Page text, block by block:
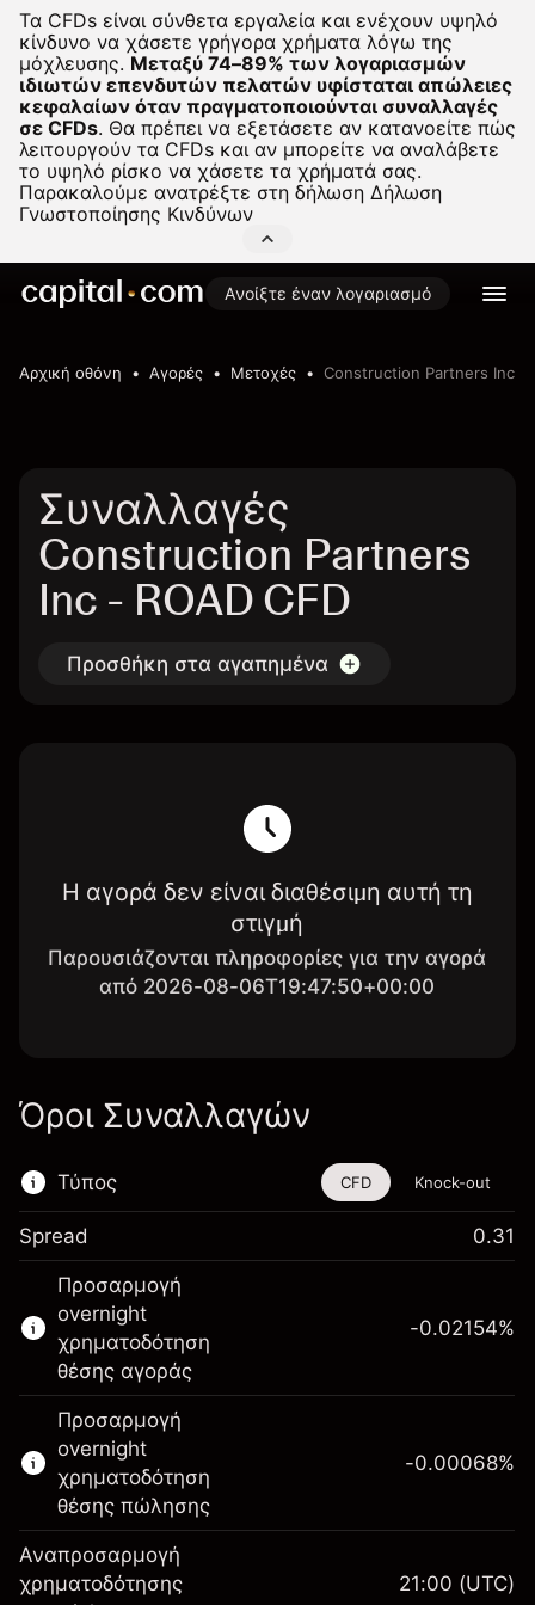
Τα CFDs είναι σύνθετα εργαλεία και ενέχουν υψηλό
κίνδυνο να χάσετε γρήγορα χρήματα λόγω της
μόχλευσης. Μεταξύ 74–89% των λογαριασμών
ιδιωτών επενδυτών πελατών υφίσταται απώλειες
κεφαλαίων όταν πραγματοποιούνται συναλλαγές
σε CFDs. Θα πρέπει να εξετάσετε αν κατανοείτε πώς
λειτουργούν τα CFDs και αν μπορείτε να αναλάβετε
το υψηλό ρίσκο να χάσετε τα χρήματά σας.
Παρακαλούμε ανατρέξτε στη δήλωση Δήλωση
Γνωστοποίησης Κινδύνων
Ανοίξτε έναν λογαριασμό
Αρχική οθόνη Αγορές Μετοχές Construction Partners Inc
Συναλλαγές
Construction Partners
Inc - ROAD CFD
Προσθήκη στα αγαπημένα
Η αγορά δεν είναι διαθέσιμη αυτή τη
στιγμή
Παρουσιάζονται πληροφορίες για την αγορά
από 2026-08-06T19:47:50+00:00
Όροι Συναλλαγών
Τύπος
Αυτό το χρηματοοικονομικό εργαλείο είναι
διαθέσιμο για διαπραγμάτευση μέσω CFDs
και Knock-outs.
Μάθετε περισσότερα σχετικά με:
CFDs
Knock-outs
CFD Knock-out
Spread 0.31
Προσαρμογή
overnight
χρηματοδότηση
θέσης αγοράς
Περιθώριο. Η επένδυσή
$1,000.00
-0.02154%
Προσαρμογή
overnight
χρηματοδότηση
θέσης πώλησης
-0.00068%
Αναπροσαρμογή
χρηματοδότησης
21:00 (UTC)